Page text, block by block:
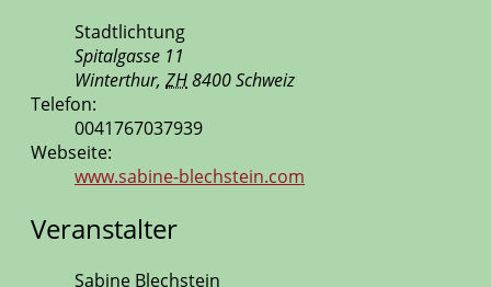
Stadtlichtung
Spitalgasse 11
Winterthur, ZH8400Schweiz
Telefon:
0041767037939
Webseite:
www.sabine-blechstein.com
Veranstalter
Sabine Blechstein